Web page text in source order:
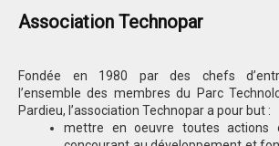
Association Technopar
Fondée en 1980 par des chefs
l’ensemble des membres du Parc
Pardieu, l’association Technopar a pour but :
mettre en oeuvre toutes actions